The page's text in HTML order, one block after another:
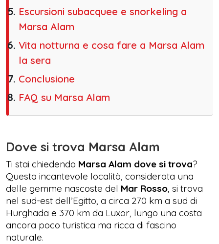
Escursioni subacquee e snorkeling a
Marsa Alam
Vita notturna e cosa fare a Marsa Alam
la sera
Conclusione
FAQ su Marsa Alam
Dove si trova Marsa Alam
Ti stai chiedendo Marsa Alam dove si trova?
Questa incantevole località, considerata una
delle gemme nascoste del Mar Rosso, si trova
nel sud-est dell’Egitto, a circa 270 km a sud di
Hurghada e 370 km da Luxor, lungo una costa
ancora poco turistica ma ricca di fascino
naturale.